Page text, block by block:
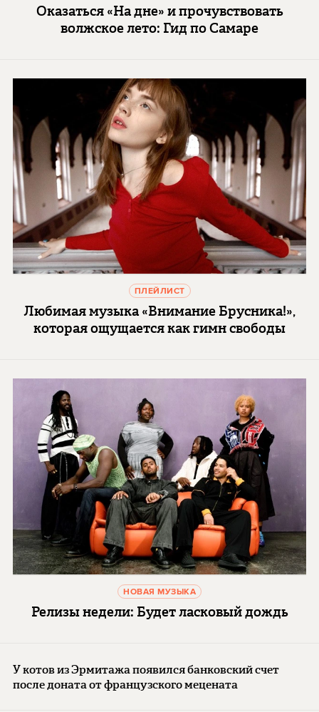
Оказаться «На дне» и прочувствовать
волжское лето: Гид по Самаре
ПЛЕЙЛИСТ
Любимая музыка «Внимание Брусника!»,
которая ощущается как гимн свободы
НОВАЯ МУЗЫКА
Релизы недели: Будет ласковый дождь
У котов из Эрмитажа появился банковский счет
после доната от французского мецената